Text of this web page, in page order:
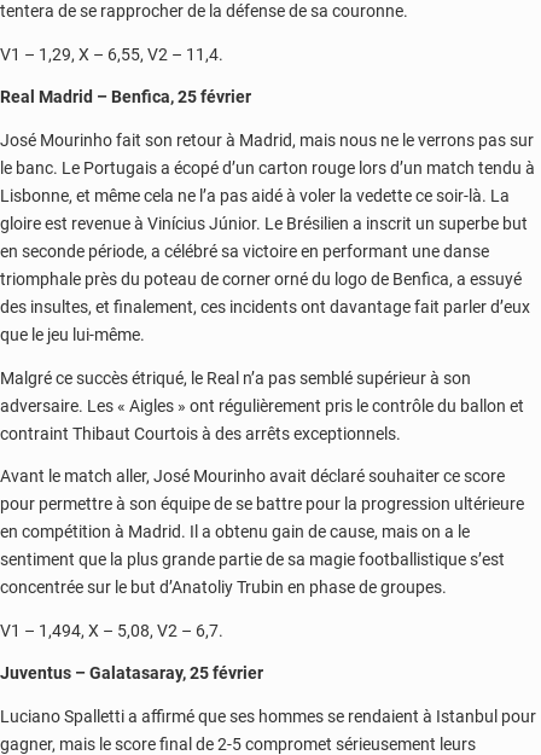
tentera de se rapprocher de la défense de sa couronne.
V1 – 1,29, X – 6,55, V2 – 11,4.
Real Madrid – Benfica, 25 février
José Mourinho fait son retour à Madrid, mais nous ne le verrons pas sur
le banc. Le Portugais a écopé d’un carton rouge lors d’un match tendu à
Lisbonne, et même cela ne l’a pas aidé à voler la vedette ce soir-là. La
gloire est revenue à Vinícius Júnior. Le Brésilien a inscrit un superbe but
en seconde période, a célébré sa victoire en performant une danse
triomphale près du poteau de corner orné du logo de Benfica, a essuyé
des insultes, et finalement, ces incidents ont davantage fait parler d’eux
que le jeu lui-même.
Malgré ce succès étriqué, le Real n’a pas semblé supérieur à son
adversaire. Les « Aigles » ont régulièrement pris le contrôle du ballon et
contraint Thibaut Courtois à des arrêts exceptionnels.
Avant le match aller, José Mourinho avait déclaré souhaiter ce score
pour permettre à son équipe de se battre pour la progression ultérieure
en compétition à Madrid. Il a obtenu gain de cause, mais on a le
sentiment que la plus grande partie de sa magie footballistique s’est
concentrée sur le but d’Anatoliy Trubin en phase de groupes.
V1 – 1,494, X – 5,08, V2 – 6,7.
Juventus – Galatasaray, 25 février
Luciano Spalletti a affirmé que ses hommes se rendaient à Istanbul pour
gagner, mais le score final de 2-5 compromet sérieusement leurs